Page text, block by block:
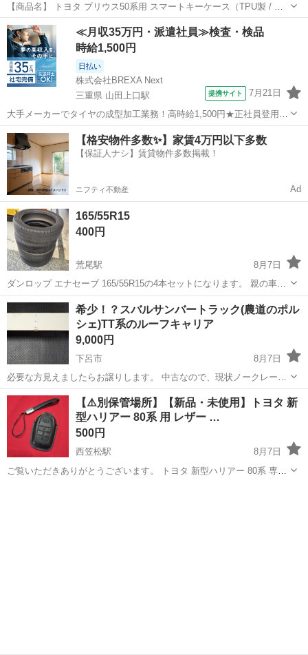
​【商品名】 トヨタ プリウス50系用 スマートキーケース（TPU製 / ブ
ルー） ​【状態】 未使用品（撮影・確認のため開封済み） ​【セット内
容】 ​キーケース本体（表・裏パーツ） 最後までお読みください。 ...
岐阜 岐阜市 西笠松駅 その他
≪月収35万円・派遣社員≫検査・検品
時給1,500円
日払い
株式会社BREXA Next
三重県 山田上口駅
提携サイト 7月21日
大手メーカーでタイヤの成型加工業務！高時給1,500円★正社員登用制
度あり！ワンルーム寮完備！マイカー通勤OK！無料駐車場あり！《三
重県伊勢市》 人気の工場のお仕事 ◇タイヤの製造◇ トラック・バ
ス・RV車用を中心とした...
三重 伊勢市 山田上口駅 その他
【格安物件多数✨】家賃4万円以下多数
【保証人ナシ】賃貸物件多数掲載！
ニフティ不動産 Ad
165/55R15
400円
荒尾駅
8月7日
ダンロップ エナセーブ 165/55R15の4本セットになります。 親の車が
車検の為、ついでに交換しました 2021年式、問題なく使用していまし
た。 パンク修理一本あります
岐阜 大垣市 荒尾駅 タイヤ、ホイール
希少！？スバルサンバートラック(農道のポル
シェ)TT系のルーフキャリア
9,000円
下呂市
8月7日
必要な方見えましたらお譲りします。 中古なので、現状ノークレーム
ノーリターンでよろしくお願いします。
岐阜 下呂市 キャリア、ラック ルーフ
【⚠️別保管場所】​【新品・未使用】トヨタ 新
型ハリアー 80系 用 レザー …
500円
西笠松駅
8月7日
​ご覧いただきありがとうございます。 ​トヨタ 新型ハリアー 80系 専用